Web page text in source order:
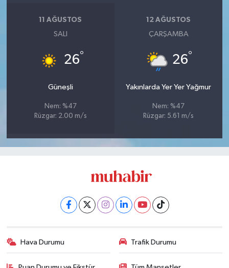
11 AĞUSTOS
SALI
26°
Güneşli
Nem: %47
Rüzgar: 2.00 m/s
12 AĞUSTOS
ÇARŞAMBA
26°
Yakınlarda Yer Yer Yağmur
Nem: %47
Rüzgar: 5.61 m/s
Hava Durumu Trafik Durumu